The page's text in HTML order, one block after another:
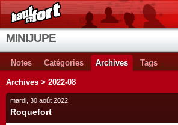
MINIJUPE
Notes Catégories Archives Tags
Archives > 2022-08
mardi, 30 août 2022
Roquefort